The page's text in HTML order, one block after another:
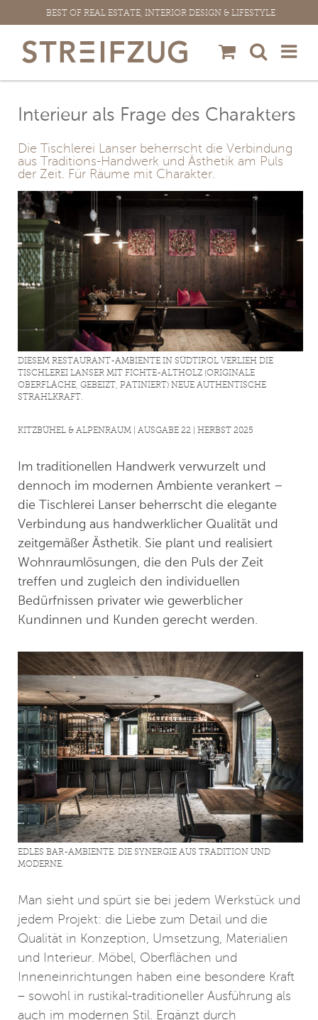
Inhalt
springen
BEST OF REAL ESTATE, INTERIOR DESIGN & LIFESTYLE
Interieur als Frage des Charakters
Die Tischlerei Lanser beherrscht die Verbindung
aus Traditions-Handwerk und Ästhetik am Puls
der Zeit. Für Räume mit Charakter.
View
Larger
Image
DIESEM RESTAURANT-AMBIENTE IN SÜDTIROL VERLIEH DIE
TISCHLEREI LANSER MIT FICHTE-ALTHOLZ (ORIGINALE
OBERFLÄCHE, GEBEIZT, PATINIERT) NEUE AUTHENTISCHE
STRAHLKRAFT.
KITZBÜHEL & ALPENRAUM | AUSGABE 22 | HERBST 2025
Im traditionellen Handwerk verwurzelt und
dennoch im modernen Ambiente verankert –
die Tischlerei Lanser beherrscht die elegante
Verbindung aus handwerklicher Qualität und
zeitgemäßer Ästhetik. Sie plant und realisiert
Wohnraumlösungen, die den Puls der Zeit
treffen und zugleich den individuellen
Bedürfnissen privater wie gewerblicher
Kundinnen und Kunden gerecht werden.
EDLES BAR-AMBIENTE. DIE SYNERGIE AUS TRADITION UND
MODERNE.
Man sieht und spürt sie bei jedem Werkstück und
jedem Projekt: die Liebe zum Detail und die
Qualität in Konzeption, Umsetzung, Materialien
und Interieur. Möbel, Oberflächen und
Inneneinrichtungen haben eine besondere Kraft
– sowohl in rustikal-traditioneller Ausführung als
auch im modernen Stil. Ergänzt durch